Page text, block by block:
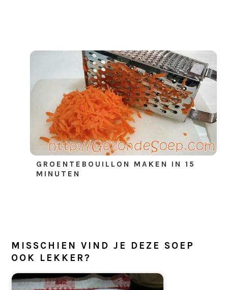
GROENTEBOUILLON MAKEN IN 15
MINUTEN
MISSCHIEN VIND JE DEZE SOEP
OOK LEKKER?